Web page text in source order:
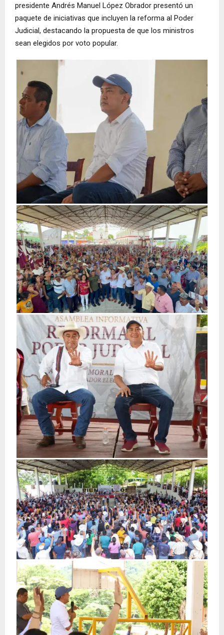
presidente Andrés Manuel López Obrador presentó un
paquete de iniciativas que incluyen la reforma al Poder
Judicial, destacando la propuesta de que los ministros
sean elegidos por voto popular.